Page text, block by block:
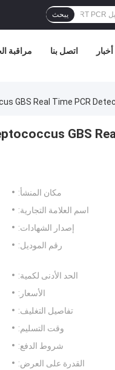
يبحث
مراقبة اتصل بنا أخبار
مكان المنشأ:
اسم العلامة التجارية:
إصدار الشهادات:
رقم الموديل:
الحد الأدنى لكمية:
الأسعار:
تفاصيل التغليف:
وقت التسليم:
شروط الدفع:
القدرة على العرض: